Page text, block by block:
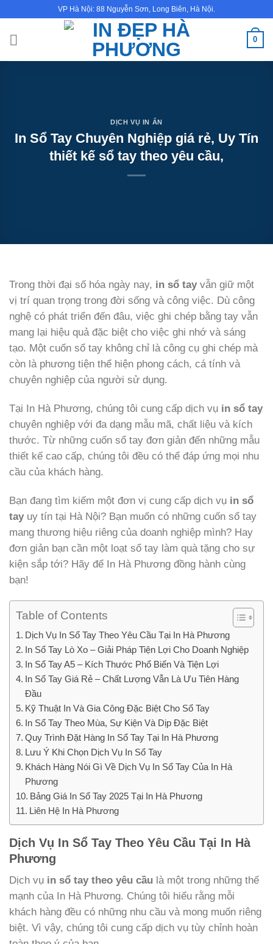
nội
VP Hà Nội: 88 Nguyễn Sơn, Long Biên, Hà Nội.
0
DỊCH VỤ IN ẤN
In Sổ Tay Chuyên Nghiệp giá rẻ, Uy Tín
thiết kế sổ tay theo yêu cầu,
Trong thời đại số hóa ngày nay, in sổ tayvẫn giữ một
vị trí quan trọng trong đời sống và công việc. Dù công
nghệ có phát triển đến đâu, việc ghi chép bằng tay vẫn
mang lại hiệu quả đặc biệt cho việc ghi nhớ và sáng
tạo. Một cuốn sổ tay không chỉ là công cụ ghi chép mà
còn là phương tiện thể hiện phong cách, cá tính và
chuyên nghiệp của người sử dụng.
Tại In Hà Phương, chúng tôi cung cấp dịch vụ in sổ tay
chuyên nghiệp với đa dạng mẫu mã, chất liệu và kích
thước. Từ những cuốn sổ tay đơn giản đến những mẫu
thiết kế cao cấp, chúng tôi đều có thể đáp ứng mọi nhu
cầu của khách hàng.
Bạn đang tìm kiếm một đơn vị cung cấp dịch vụ in sổ
tayuy tín tại Hà Nội? Bạn muốn có những cuốn sổ tay
mang thương hiệu riêng của doanh nghiệp mình? Hay
đơn giản bạn cần một loạt sổ tay làm quà tặng cho sự
kiện sắp tới? Hãy để In Hà Phương đồng hành cùng
bạn!
Table of Contents
Dịch Vụ In Sổ Tay Theo Yêu Cầu Tại In Hà Phương
In Sổ Tay Lò Xo – Giải Pháp Tiện Lợi Cho Doanh Nghiệp
In Sổ Tay A5 – Kích Thước Phổ Biến Và Tiện Lợi
In Sổ Tay Giá Rẻ – Chất Lượng Vẫn Là Ưu Tiên Hàng
Đầu
Kỹ Thuật In Và Gia Công Đặc Biệt Cho Sổ Tay
In Sổ Tay Theo Mùa, Sự Kiện Và Dịp Đặc Biệt
Quy Trình Đặt Hàng In Sổ Tay Tại In Hà Phương
Lưu Ý Khi Chọn Dịch Vụ In Sổ Tay
Khách Hàng Nói Gì Về Dịch Vụ In Sổ Tay Của In Hà
Phương
Bảng Giá In Sổ Tay 2025 Tại In Hà Phương
Liên Hệ In Hà Phương
Dịch Vụ In Sổ Tay Theo Yêu Cầu Tại In Hà
Phương
Dịch vụ in sổ tay theo yêu cầu là một trong những thế
mạnh của In Hà Phương. Chúng tôi hiểu rằng mỗi
khách hàng đều có những nhu cầu và mong muốn riêng
biệt. Vì vậy, chúng tôi cung cấp dịch vụ tùy chỉnh hoàn